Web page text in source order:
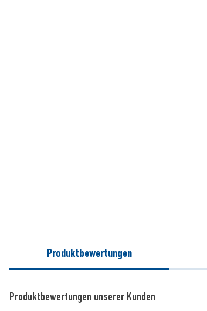
Produktbewertungen
Produktbewertungen unserer Kunden